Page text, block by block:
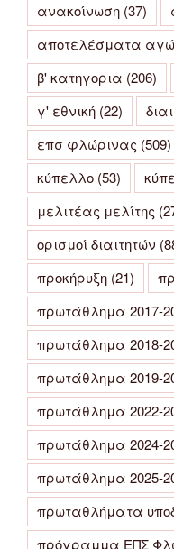
ανακοίνωση (37)
αποτελέσματα
β' κατηγορια (206)
γ' εθνική (22)
επσ φλώρινας (509)
κύπελλο (53)
μελιτέας μελίτης
ορισμοί διαιτητών
προκήρυξη (21)
πρωτάθλημα 2017-
πρωτάθλημα 2018-
πρωτάθλημα 2019-
πρωτάθλημα 2022-
πρωτάθλημα 2024-
πρωτάθλημα 2025-
πρωταθλήματα
πρόγραμμα ΕΠΣ